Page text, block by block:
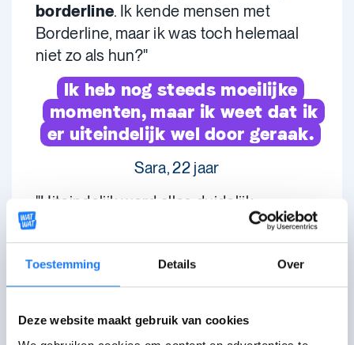
Toestemming Details Over
Deze website maakt gebruik van cookies
borderline. Ik kende mensen met
Borderline, maar ik was toch helemaal
niet zo als hun?"
Ik heb nog steeds moeilijke
momenten, maar ik weet dat ik
er uiteindelijk wel door geraak.
Sara, 22 jaar
"Uiteindelijk werd alles duidelijk
uitgelegd aan mij. Ik heb een enorm
goede therapie gehad, en ben terug
naar de realiteit gestuurd. Op mijn 20
jaar ben ik begonnen aan mijn 7de jaar in
het middelbaar, en heb mijn diploma